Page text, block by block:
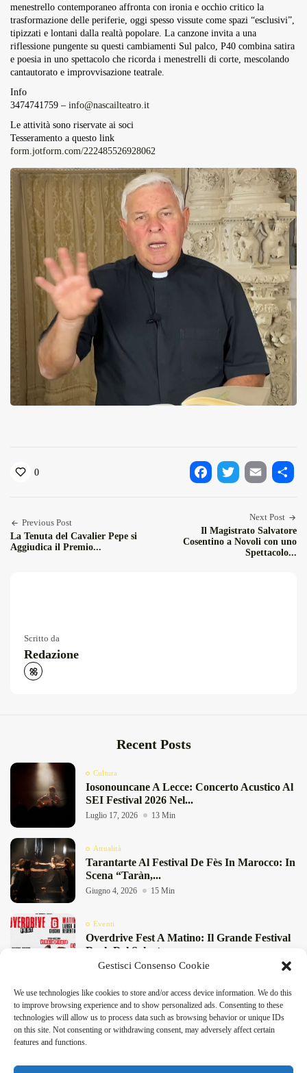
Gestisci Consenso Cookie
We use technologies like cookies to store and/or access device information. We do this
to improve browsing experience and to show personalized ads. Consenting to these
technologies will allow us to process data such as browsing behavior or unique IDs
on this site. Not consenting or withdrawing consent, may adversely affect certain
features and functions.
DeFinibus 2026 © All rights reserved | Magazine Online
menestrello contemporaneo affronta con ironia e occhio critico la
trasformazione delle periferie, oggi spesso vissute come spazi “esclusivi”,
tipizzati e lontani dalla realtà popolare. La canzone invita a una
riflessione pungente su questi cambiamenti Sul palco, P40 combina satira
e poesia in uno spettacolo che ricorda i menestrelli di corte, mescolando
cantautorato e improvvisazione teatrale.
Info
3474741759 – info@nascailteatro.it
Le attività sono riservate ai soci
Tesseramento a questo link
form.jotform.com/222485526928062
0
Previous Post
La Tenuta del Cavalier Pepe si
Aggiudica il Premio...
Next Post
Il Magistrato Salvatore
Cosentino a Novoli con uno
Spettacolo...
Scritto da
Redazione
Recent Posts
Cultura
Iosonouncane A Lecce: Concerto Acustico Al
SEI Festival 2026 Nel...
Luglio 17, 2026 13 Min
Attualità
Tarantarte Al Festival De Fès In Marocco: In
Scena “Taràn,...
Giugno 4, 2026 15 Min
Eventi
Overdrive Fest A Matino: Il Grande Festival
Rock Del Salento...
Maggio 29, 2026 4 Min
“Pensieri Divergenti” A Lecce: Nabil Bey
Chiude La Stagione Di...